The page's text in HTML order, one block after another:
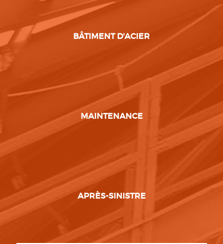
BÂTIMENT D'ACIER
MAINTENANCE
APRÈS-SINISTRE